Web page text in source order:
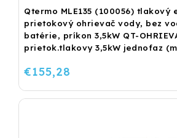
Qtermo MLE135 (100056) tlakový
prietokový ohrievač vody, bez
batérie, príkon 3,5kW QT-
prietok.tlakovy 3,5kW jednofaz
€155,28